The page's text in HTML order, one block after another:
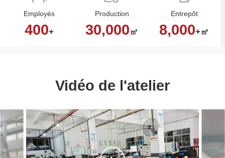
Employés
400+
Production
30,000㎡
Entrepôt
8,000+㎡
Vidéo de l'atelier